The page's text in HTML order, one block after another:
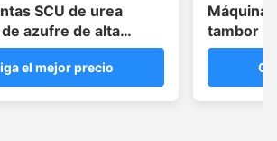
SCU de urea
azufre de alta
sistema sellador de
el mejor precio
Máquina
tambor
capas